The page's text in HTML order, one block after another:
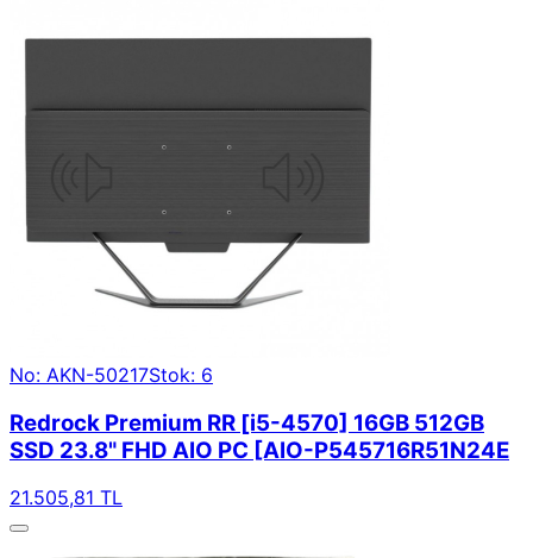
No: AKN-50217Stok: 6
Redrock Premium RR [i5-4570] 16GB 512GB
SSD 23.8" FHD AIO PC [AIO-P545716R51N24E
21.505,81 TL